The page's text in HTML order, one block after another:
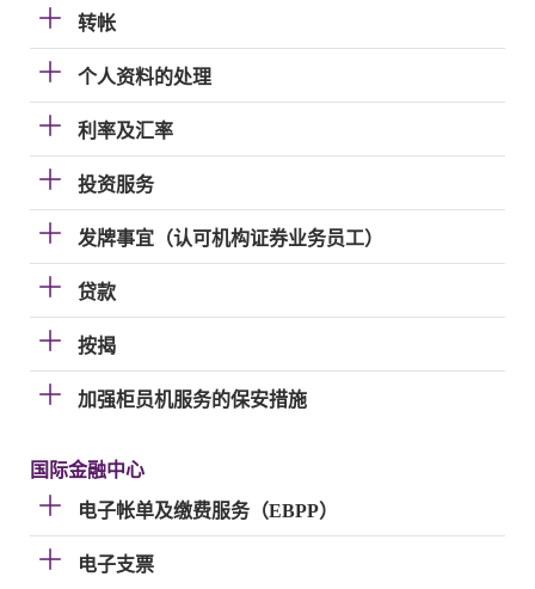
转帐
个人资料的处理
利率及汇率
投资服务
发牌事宜（认可机构证券业务员工）
贷款
按揭
加强柜员机服务的保安措施
国际金融中心
电子帐单及缴费服务（EBPP）
电子支票